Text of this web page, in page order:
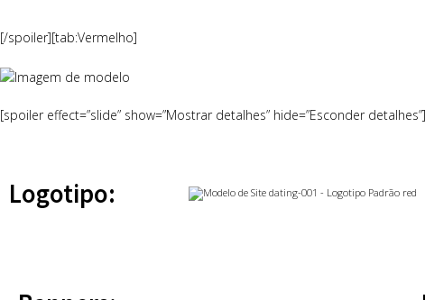
[/spoiler][tab:Vermelho]
[spoiler effect=”slide” show=”Mostrar detalhes” hide=”Esconder detalhes”]
Logotipo: